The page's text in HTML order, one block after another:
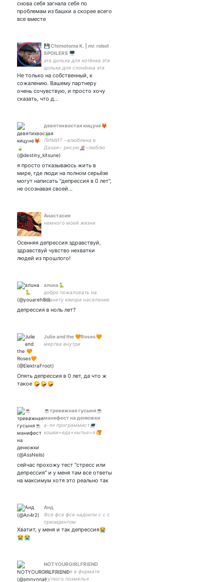
снова себя загнала себя по
проблемам из башки а скорее всего
все вместе
💾 Chimotoma K. | mr. robot
SPOILERS 🖥
эта долька для котёнка эта
долька для слонёнка эта
долька для ежа - смерть
легавым от ножа //
собачья мать-одиночка //
fuck the fandom police
Не только на собственный, к
сожалению. Вашему партнеру
очень сочувствую, и просто хочу
сказать, что д…
девятихвостая кицуне🦊
🍃
ЛИМИТ ~влюблена в
Дазая~ рисую🧝🏼‍♀️~люблю
зелёный чай☁️~мать всех
#blackbutler
я просто отказываюсь жить в
мире, где люди на полном серьёзе
могут написать "депрессия в 0 лет",
не осознавая своей…
Анастасия
немного моей жизни
Осенняя депрессия здравствуй,
здравствуй чувство нехватки
людей из прошлого!
алuна🐍
добро пожаловать на
планету юмора население
депрессия в ноль лет?
Julie and the 🧡Roses🧡
мертва внутри
Опять депрессия в 0 лет, да что ж
такое 🤪🤪🤪
☕️тревøжная гусыня☕️
манифест на денюжки
а-ля программист💻
кошки+еда+нытье=я🥞
💃 НЕ взаимная🗿
ныла😔🕯 жена!!
сейчас прохожу тест "стресс или
депрессия" и у меня там все ответы
на максимум хотя это реально так
Анд
Фсе фсе фсе надоели с с с
призидентом
Хватит, у меня и так депрессия😭
😭😭
NOTYOURGIRLFRIEND
настроение в формате
жуткого похмелья